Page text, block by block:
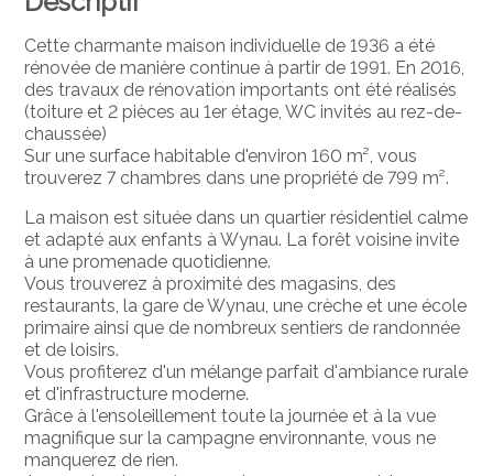
Cette charmante maison individuelle de 1936 a été
rénovée de manière continue à partir de 1991. En 2016,
des travaux de rénovation importants ont été réalisés
(toiture et 2 pièces au 1er étage, WC invités au rez-de-
chaussée)
Sur une surface habitable d'environ 160 m², vous
trouverez 7 chambres dans une propriété de 799 m².
La maison est située dans un quartier résidentiel calme
et adapté aux enfants à Wynau. La forêt voisine invite
à une promenade quotidienne.
Vous trouverez à proximité des magasins, des
restaurants, la gare de Wynau, une crèche et une école
primaire ainsi que de nombreux sentiers de randonnée
et de loisirs.
Vous profiterez d'un mélange parfait d'ambiance rurale
et d'infrastructure moderne.
Grâce à l'ensoleillement toute la journée et à la vue
magnifique sur la campagne environnante, vous ne
manquerez de rien.